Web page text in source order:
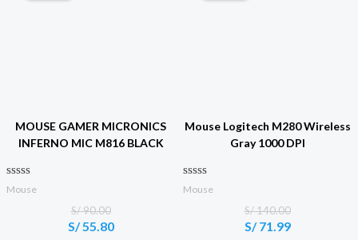
MOUSE GAMER MICRONICS
INFERNO MIC M816 BLACK
Valorado con
Mouse
S/90.00
El
S/55.80
El
Mouse Logitech M280 Wireless
Gray 1000 DPI
Valorado con
Mouse
S/140.00
El
S/71.99
El